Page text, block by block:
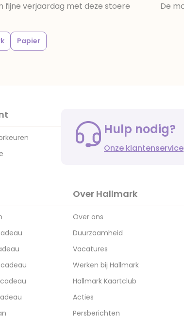
fijne verjaardag met deze stoere
Papier
De
Hulp nodig?
Onze klantenservice
Over Hallmark
Over ons
Duurzaamheid
Vacatures
Werken bij Hallmark
Hallmark Kaartclub
Acties
Persberichten